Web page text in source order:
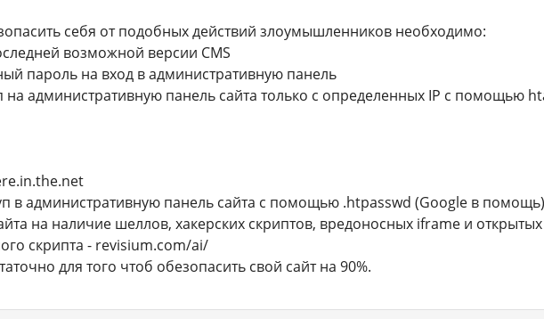
себя от подобных действий злоумышленников необходимо:
возможной версии CMS
пароль на вход в административную панель
на административную панель сайта только с определенных IP с помощью
в административную панель сайта с помощью .htpasswd (Google в помощь)
на наличие шеллов, хакерских скриптов, вредоносных iframe и
скрипта - revisium.com/ai/
для того чтоб обезопасить свой сайт на 90%.